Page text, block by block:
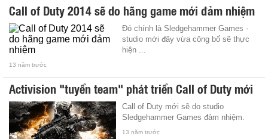
Call of Duty 2014 sẽ do hãng game mới đảm nhiệm
Đó chính là Sledgehammer Games -
studio mới đây vừa công bố sẽ thực
hiện ...
13 năm trước
Activision "tuyển team" phát triển Call of Duty mới
Call of Duty mới sẽ do studio
Sledgehammer Games đảm nhiệm.
13 năm trước